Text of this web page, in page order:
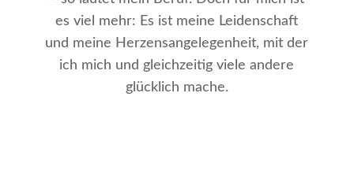
es viel mehr: Es ist meine Leidenschaft
und meine Herzensangelegenheit, mit der
ich mich und gleichzeitig viele andere
glücklich mache.